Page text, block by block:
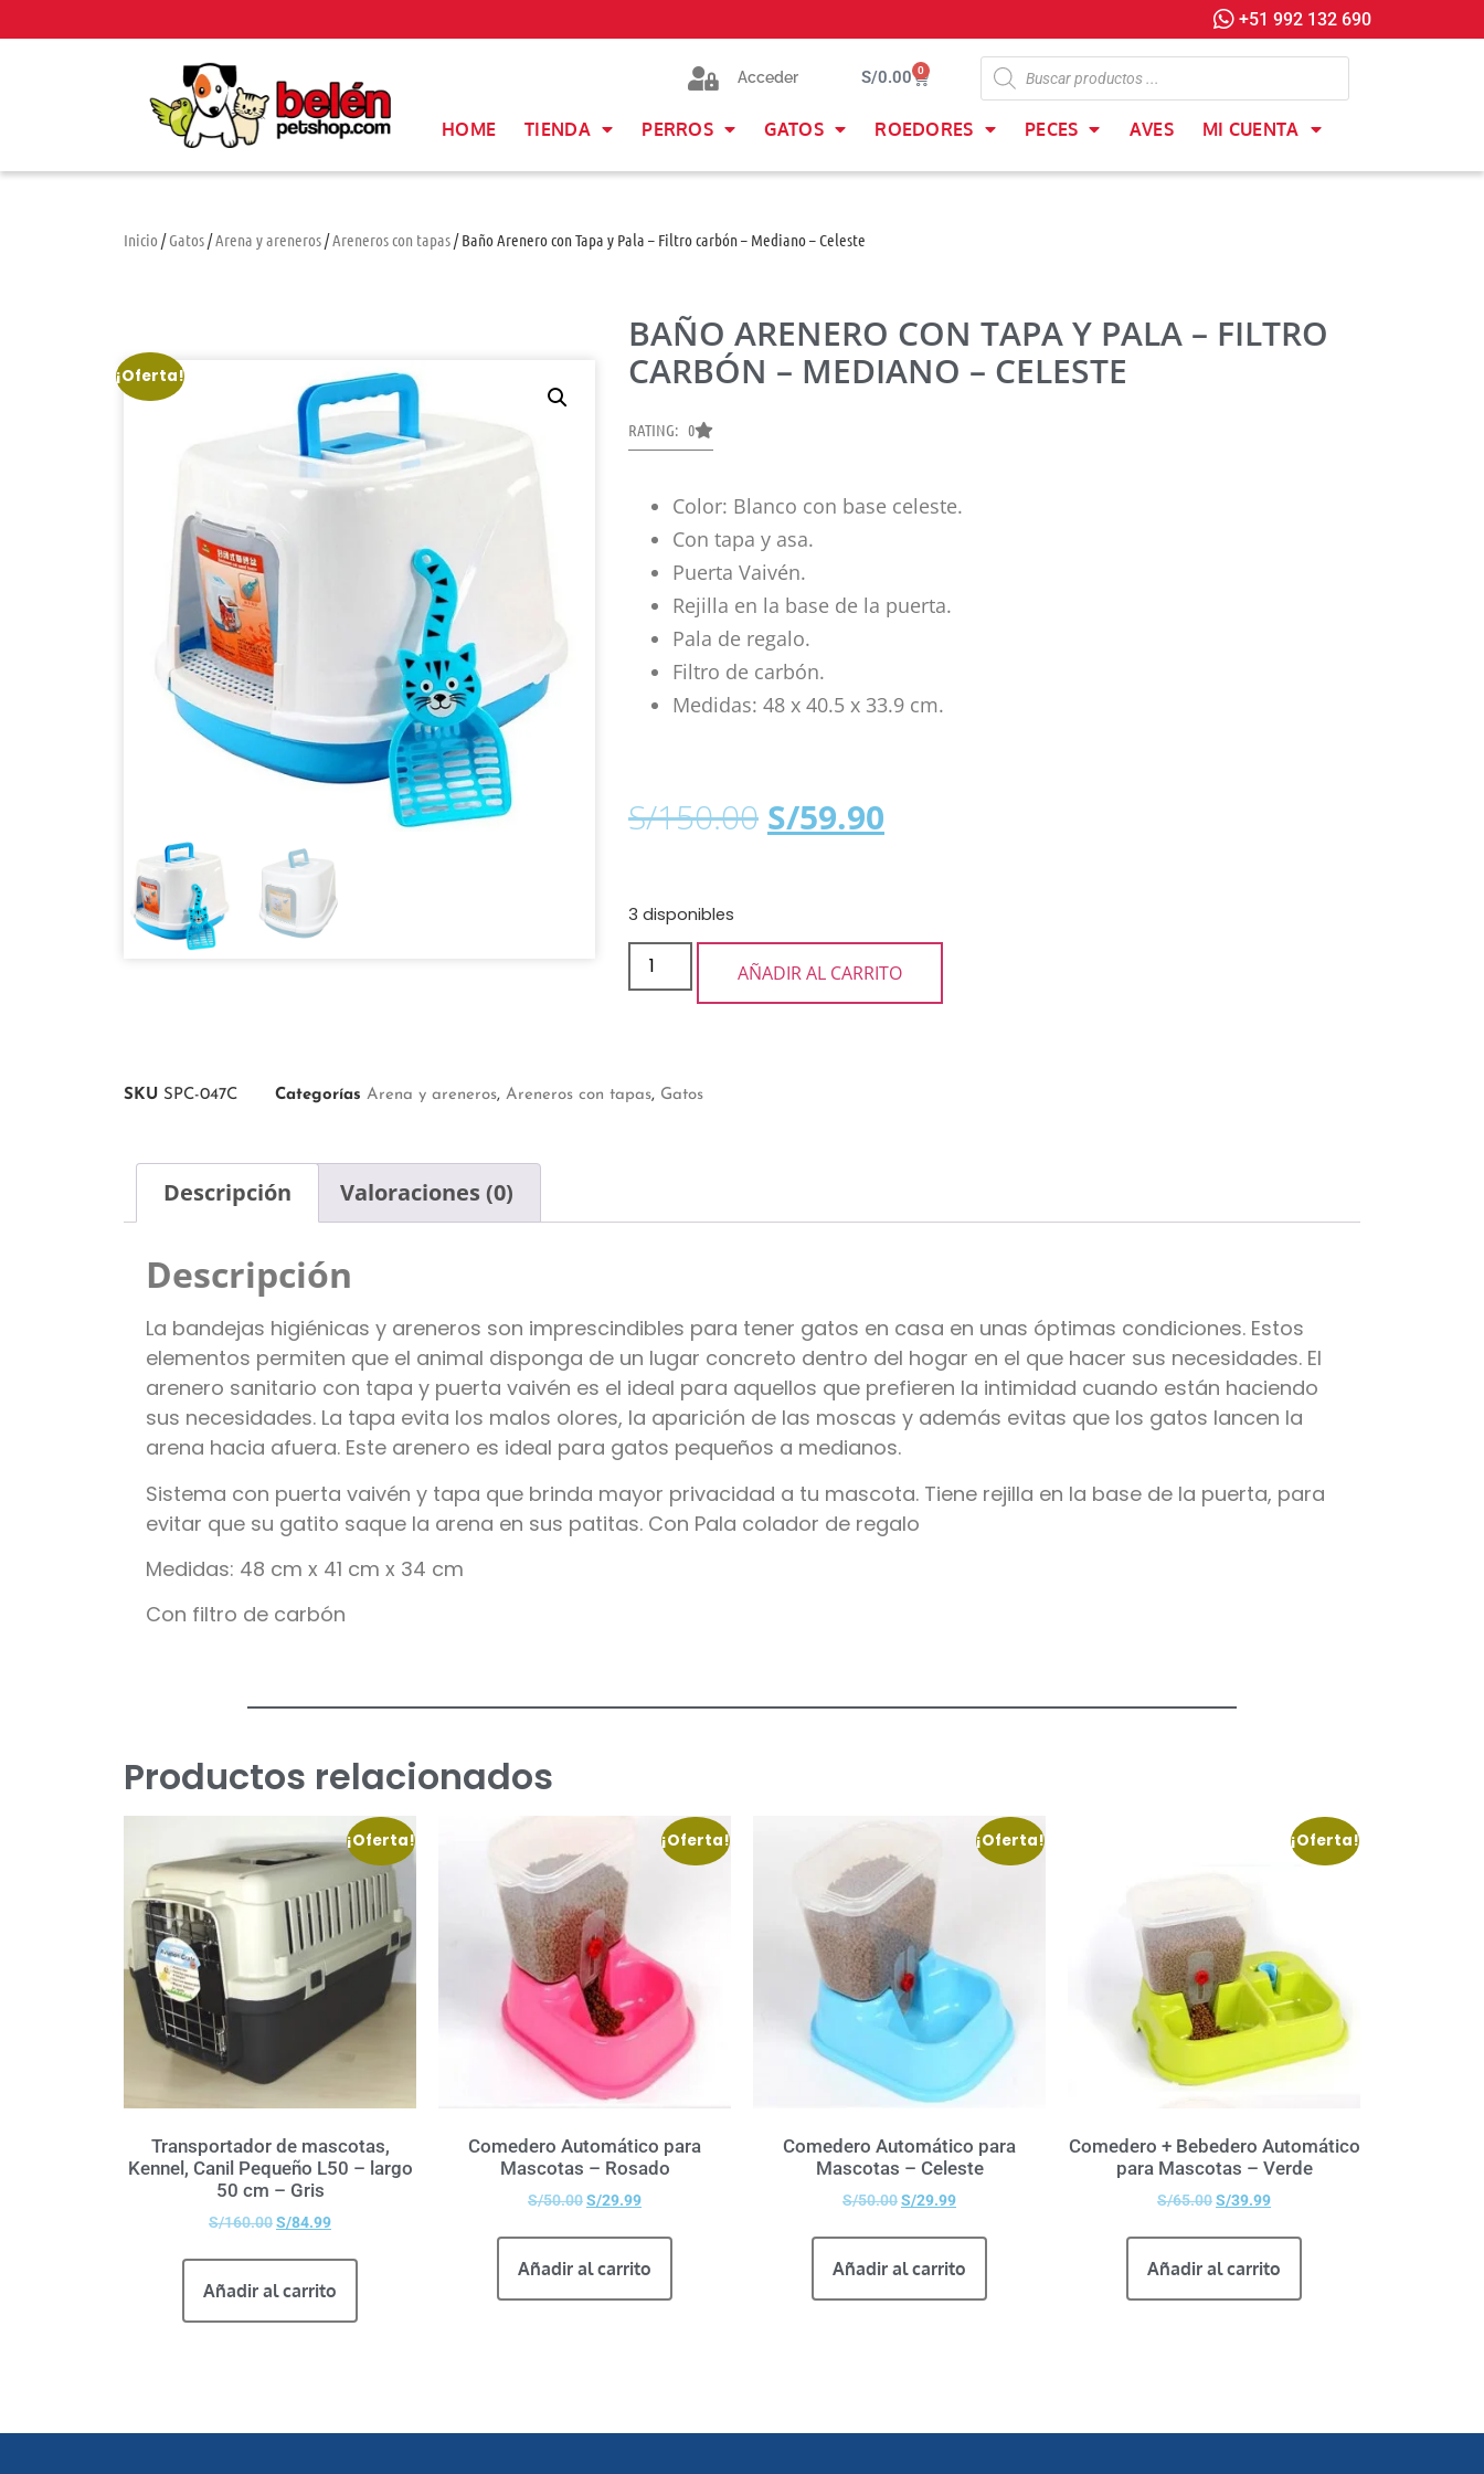
+51 992 132 690
Acceder S/0.00 0
HOME TIENDA PERROS GATOS ROEDORES PECES AVES MI CUENTA
Inicio /Gatos/Arena y areneros/Areneros con tapas/ Baño Arenero con Tapa y Pala – Filtro carbón – Mediano – Celeste
¡Oferta!
BAÑO ARENERO CON TAPA Y PALA – FILTRO
CARBÓN – MEDIANO – CELESTE
RATING: 0
Color: Blanco con base celeste.
Con tapa y asa.
Puerta Vaivén.
Rejilla en la base de la puerta.
Pala de regalo.
Filtro de carbón.
Medidas: 48 x 40.5 x 33.9 cm.
S/150.00 S/59.90
3 disponibles
AÑADIR AL CARRITO
SKU SPC-047C Categorías Arena y areneros, Areneros con tapas, Gatos
Descripción Valoraciones (0)
Descripción
La bandejas higiénicas y areneros son imprescindibles para tener gatos en casa en unas óptimas condiciones. Estos
elementos permiten que el animal disponga de un lugar concreto dentro del hogar en el que hacer sus necesidades. El
arenero sanitario con tapa y puerta vaivén es el ideal para aquellos que prefieren la intimidad cuando están haciendo
sus necesidades. La tapa evita los malos olores, la aparición de las moscas y además evitas que los gatos lancen la
arena hacia afuera. Este arenero es ideal para gatos pequeños a medianos.
Sistema con puerta vaivén y tapa que brinda mayor privacidad a tu mascota. Tiene rejilla en la base de la puerta, para
evitar que su gatito saque la arena en sus patitas. Con Pala colador de regalo
Medidas: 48 cm x 41 cm x 34 cm
Con filtro de carbón
Productos relacionados
¡Oferta!
Transportador de mascotas,
Kennel, Canil Pequeño L50 – largo
50 cm – Gris
S/160.00S/84.99
Añadir al carrito
¡Oferta!
Comedero Automático para
Mascotas – Rosado
S/50.00S/29.99
Añadir al carrito
¡Oferta!
Comedero Automático para
Mascotas – Celeste
S/50.00S/29.99
Añadir al carrito
¡Oferta!
Comedero + Bebedero Automático
para Mascotas – Verde
S/65.00S/39.99
Añadir al carrito